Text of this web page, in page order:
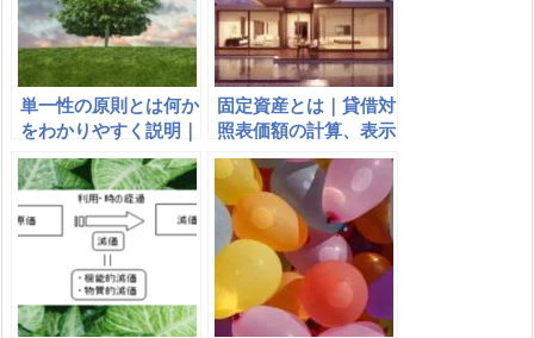
単一性の原則とは何か
をわかりやすく説明｜
会計基準で求められる
理由と具体例
固定資産とは｜貸借対
照表価額の計算、表示
（書き方）、減価償却
の対象